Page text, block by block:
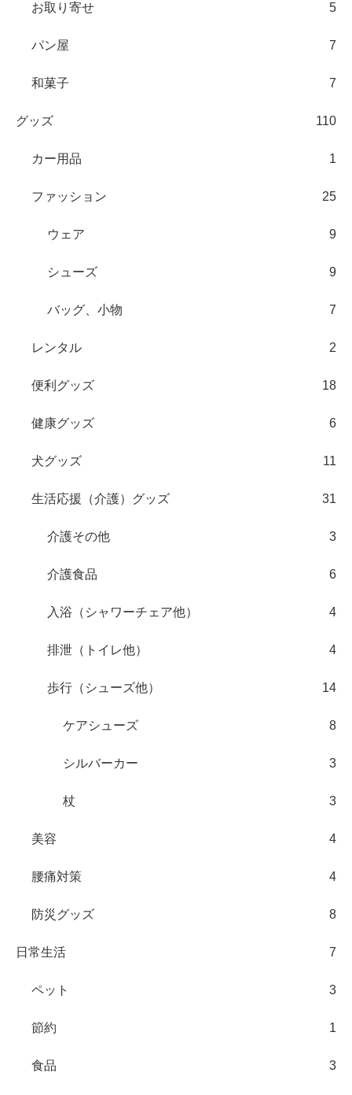
お取り寄せ 5
パン屋 7
和菓子 7
グッズ 110
カー用品 1
ファッション 25
ウェア 9
シューズ 9
バッグ、小物 7
レンタル 2
便利グッズ 18
健康グッズ 6
犬グッズ 11
生活応援（介護）グッズ 31
介護その他 3
介護食品 6
入浴（シャワーチェア他） 4
排泄（トイレ他） 4
歩行（シューズ他） 14
ケアシューズ 8
シルバーカー 3
杖 3
美容 4
腰痛対策 4
防災グッズ 8
日常生活 7
ペット 3
節約 1
食品 3